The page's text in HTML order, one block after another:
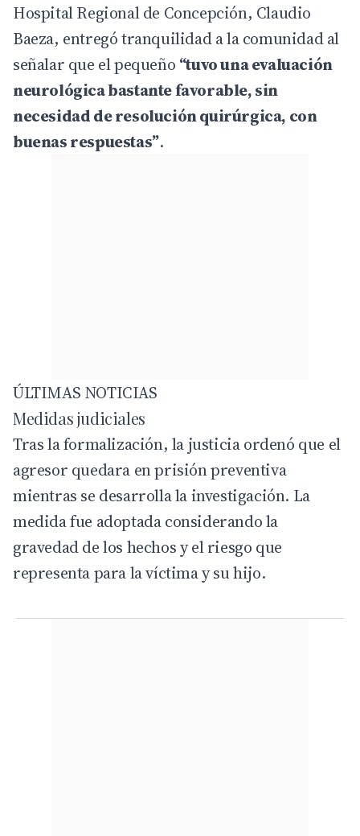
Hospital Regional de Concepción, Claudio
Baeza, entregó tranquilidad a la comunidad al
señalar que el pequeño “tuvo una evaluación
neurológica bastante favorable, sin
necesidad de resolución quirúrgica, con
buenas respuestas”.
ÚLTIMAS NOTICIAS
Medidas judiciales
Tras la formalización, la justicia ordenó que el
agresor quedara en prisión preventiva
mientras se desarrolla la investigación. La
medida fue adoptada considerando la
gravedad de los hechos y el riesgo que
representa para la víctima y su hijo.